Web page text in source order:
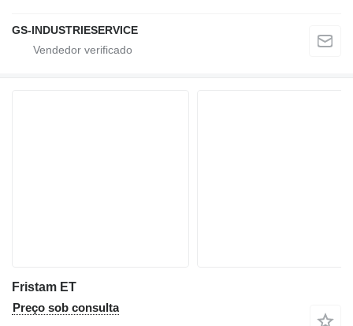
GS-INDUSTRIESERVICE
Fristam ET
Preço sob consulta